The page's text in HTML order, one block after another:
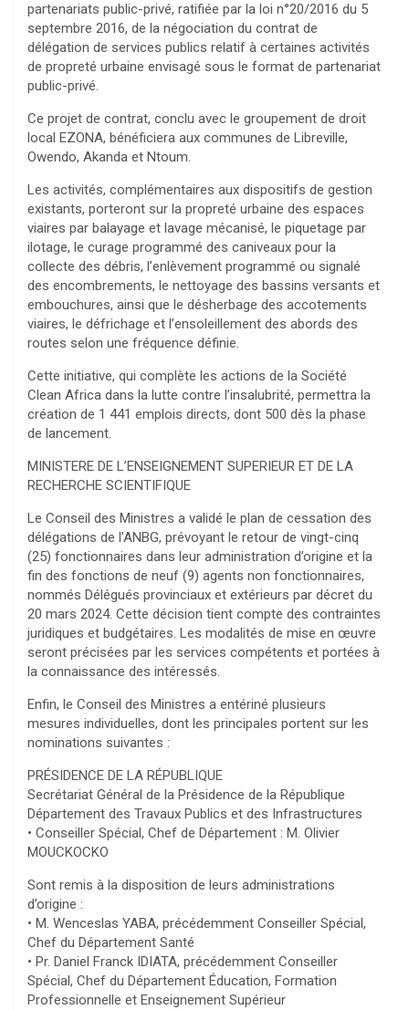
partenariats public-privé, ratifiée par la loi n°20/2016 du 5
septembre 2016, de la négociation du contrat de
délégation de services publics relatif à certaines activités
de propreté urbaine envisagé sous le format de partenariat
public-privé.
Ce projet de contrat, conclu avec le groupement de droit
local EZONA, bénéficiera aux communes de Libreville,
Owendo, Akanda et Ntoum.
Les activités, complémentaires aux dispositifs de gestion
existants, porteront sur la propreté urbaine des espaces
viaires par balayage et lavage mécanisé, le piquetage par
ilotage, le curage programmé des caniveaux pour la
collecte des débris, l’enlèvement programmé ou signalé
des encombrements, le nettoyage des bassins versants et
embouchures, ainsi que le désherbage des accotements
viaires, le défrichage et l’ensoleillement des abords des
routes selon une fréquence définie.
Cette initiative, qui complète les actions de la Société
Clean Africa dans la lutte contre l’insalubrité, permettra la
création de 1 441 emplois directs, dont 500 dès la phase
de lancement.
MINISTERE DE L’ENSEIGNEMENT SUPERIEUR ET DE LA
RECHERCHE SCIENTIFIQUE
Le Conseil des Ministres a validé le plan de cessation des
délégations de l’ANBG, prévoyant le retour de vingt-cinq
(25) fonctionnaires dans leur administration d’origine et la
fin des fonctions de neuf (9) agents non fonctionnaires,
nommés Délégués provinciaux et extérieurs par décret du
20 mars 2024. Cette décision tient compte des contraintes
juridiques et budgétaires. Les modalités de mise en œuvre
seront précisées par les services compétents et portées à
la connaissance des intéressés.
Enfin, le Conseil des Ministres a entériné plusieurs
mesures individuelles, dont les principales portent sur les
nominations suivantes :
PRÉSIDENCE DE LA RÉPUBLIQUE
Secrétariat Général de la Présidence de la République
Département des Travaux Publics et des Infrastructures
• Conseiller Spécial, Chef de Département : M. Olivier
MOUCKOCKO
Sont remis à la disposition de leurs administrations
d’origine :
• M. Wenceslas YABA, précédemment Conseiller Spécial,
Chef du Département Santé
• Pr. Daniel Franck IDIATA, précédemment Conseiller
Spécial, Chef du Département Éducation, Formation
Professionnelle et Enseignement Supérieur